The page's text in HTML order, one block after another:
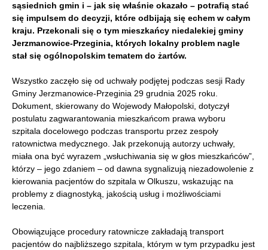
sąsiednich gmin i – jak się właśnie okazało – potrafią stać
się impulsem do decyzji, które odbijają się echem w całym
kraju. Przekonali się o tym mieszkańcy niedalekiej gminy
Jerzmanowice-Przeginia, których lokalny problem nagle
stał się ogólnopolskim tematem do żartów.
Wszystko zaczęło się od uchwały podjętej podczas sesji Rady
Gminy Jerzmanowice-Przeginia 29 grudnia 2025 roku.
Dokument, skierowany do Wojewody Małopolski, dotyczył
postulatu zagwarantowania mieszkańcom prawa wyboru
szpitala docelowego podczas transportu przez zespoły
ratownictwa medycznego. Jak przekonują autorzy uchwały,
miała ona być wyrazem „wsłuchiwania się w głos mieszkańców”,
którzy – jego zdaniem – od dawna sygnalizują niezadowolenie z
kierowania pacjentów do szpitala w Olkuszu, wskazując na
problemy z diagnostyką, jakością usług i możliwościami
leczenia.
Obowiązujące procedury ratownicze zakładają transport
pacjentów do najbliższego szpitala, którym w tym przypadku jest